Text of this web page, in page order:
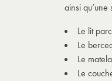
ainsi
Le lit
Le
Le
Le